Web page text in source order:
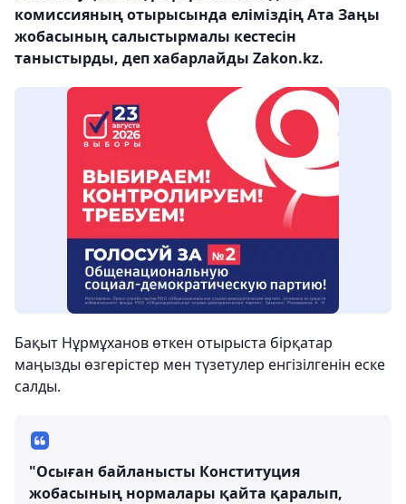
комиссияның отырысында еліміздің Ата Заңы
жобасының салыстырмалы кестесін
таныстырды, деп хабарлайды Zakon.kz.
Бақыт Нұрмұханов өткен отырыста бірқатар
маңызды өзгерістер мен түзетулер енгізілгенін еске
салды.
"Осыған байланысты Конституция
жобасының нормалары қайта қаралып,